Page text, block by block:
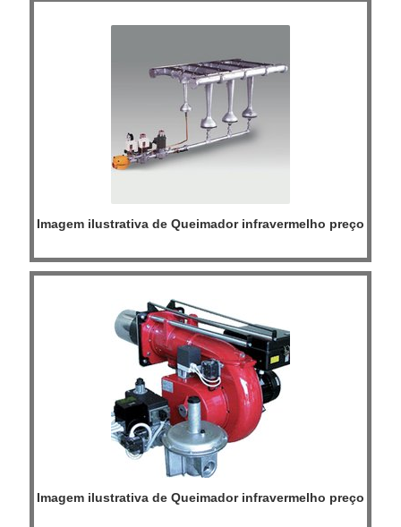
Imagem ilustrativa de Queimador infravermelho preço
Imagem ilustrativa de Queimador infravermelho preço